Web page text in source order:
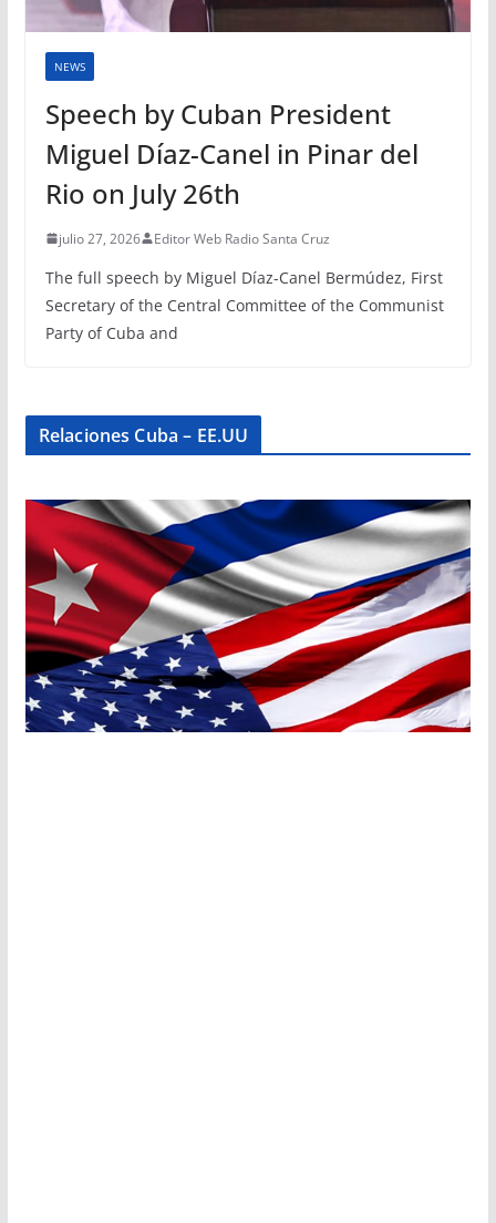
NEWS
Speech by Cuban President
Miguel Díaz-Canel in Pinar del
Rio on July 26th
julio 27, 2026 Editor Web Radio Santa Cruz
The full speech by Miguel Díaz-Canel Bermúdez, First
Secretary of the Central Committee of the Communist
Party of Cuba and
Relaciones Cuba – EE.UU